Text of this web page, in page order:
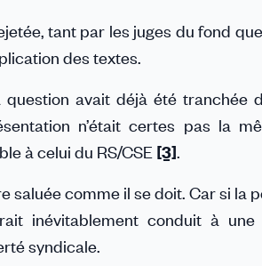
tant par les juges du fond
des textes.
question avait déjà été tranchée
n’était certes pas la
à celui du RS/CSE [3].
saluée comme il se doit. Car si la
inévitablement conduit à une
syndicale.